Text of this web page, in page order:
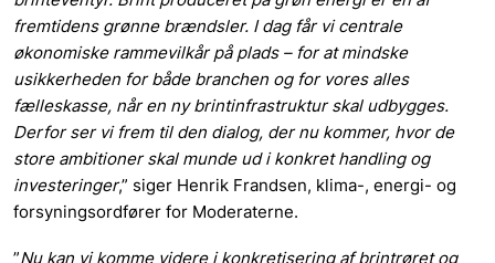
fremtidens grønne brændsler. I dag får vi centrale
økonomiske rammevilkår på plads – for at mindske
usikkerheden for både branchen og for vores alles
fælleskasse, når en ny brintinfrastruktur skal udbygges.
Derfor ser vi frem til den dialog, der nu kommer, hvor de
store ambitioner skal munde ud i konkret handling og
investeringer,” siger Henrik Frandsen, klima-, energi- og
forsyningsordfører for Moderaterne.
”Nu kan vi komme videre i konkretisering af brintrøret og